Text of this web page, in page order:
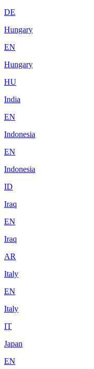
DE
Hungary
EN
Hungary
HU
India
EN
Indonesia
EN
Indonesia
ID
Iraq
EN
Iraq
AR
Italy
EN
Italy
IT
Japan
EN